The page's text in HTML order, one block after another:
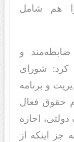
هم شامل
و
کرد: شورای
و برنامه
حقوق فعال
اجازه
جز اینکه از